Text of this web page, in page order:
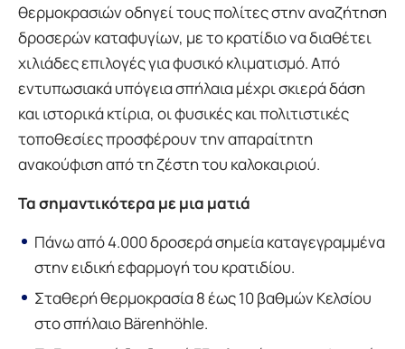
θερμοκρασιών οδηγεί τους πολίτες στην αναζήτηση
δροσερών καταφυγίων, με το κρατίδιο να διαθέτει
χιλιάδες επιλογές για φυσικό κλιματισμό. Από
εντυπωσιακά υπόγεια σπήλαια μέχρι σκιερά δάση
και ιστορικά κτίρια, οι φυσικές και πολιτιστικές
τοποθεσίες προσφέρουν την απαραίτητη
ανακούφιση από τη ζέστη του καλοκαιριού.
Τα σημαντικότερα με μια ματιά
Πάνω από 4.000 δροσερά σημεία καταγεγραμμένα
στην ειδική εφαρμογή του κρατιδίου.
Σταθερή θερμοκρασία 8 έως 10 βαθμών Κελσίου
στο σπήλαιο Bärenhöhle.